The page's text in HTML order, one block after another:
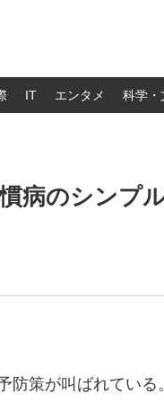
IT エンタメ 科学・
病のシンプ
防策が叫ばれてい